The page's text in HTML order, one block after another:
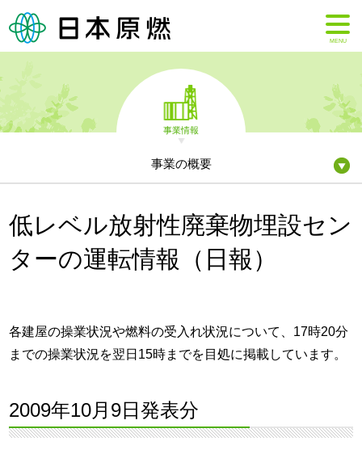
MENU
事業情報
事業の概要
低レベル放射性廃棄物埋設セン
ターの運転情報（日報）
各建屋の操業状況や燃料の受入れ状況について、17時20分
までの操業状況を翌日15時までを目処に掲載しています。
2009年10月9日発表分